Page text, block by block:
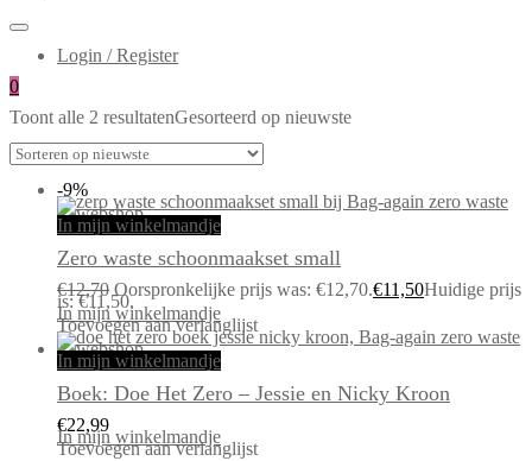
Login / Register
0
Toont alle 2 resultatenGesorteerd op nieuwste
-9%
In mijn winkelmandje
Zero waste schoonmaakset small
€12,70 Oorspronkelijke prijs was: €12,70.€11,50Huidige prijs
is: €11,50.
In mijn winkelmandje
Toevoegen aan verlanglijst
In mijn winkelmandje
Boek: Doe Het Zero – Jessie en Nicky Kroon
€22,99
In mijn winkelmandje
Toevoegen aan verlanglijst